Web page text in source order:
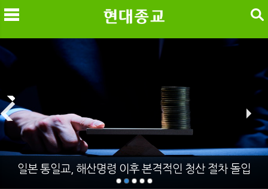
메
일본 통일교, 해산명령 이후 본격적인 청산 절차 돌입